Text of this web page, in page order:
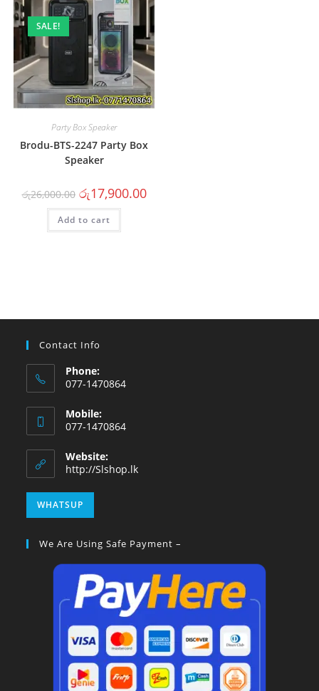
SALE!
Party Box Speaker
Brodu-BTS-2247 Party Box
Speaker
රු26,000.00 රු17,900.00
Add to cart
Contact Info
Phone:
077-1470864
Mobile:
077-1470864
Website:
http://Slshop.lk
WHATSUP
We Are Using Safe Payment –